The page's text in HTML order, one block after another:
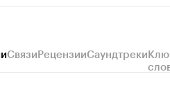
СвязиРецензииСаундтреки